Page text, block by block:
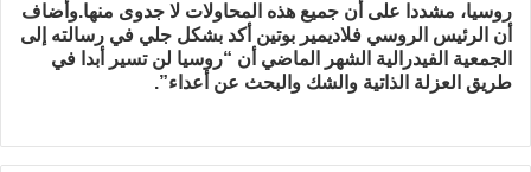
روسيا، مشددا على أن جميع هذه المحاولات لا جدوى منها.وأضاف
أن الرئيس الروسي فلاديمير بوتين أكد بشكل جلي في رسالته إلى
الجمعية الفيدرالية الشهر الماضي أن “روسيا لن تسير أبدا في
طريق العزلة الذاتية والشك والبحث عن أعداء”.